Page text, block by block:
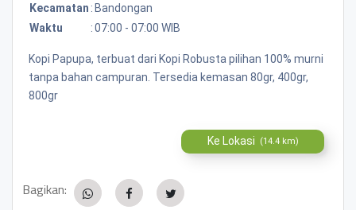
Kecamatan : Bandongan
Waktu
:07:00 - 07:00 WIB
Kopi Papupa, terbuat dari Kopi Robusta pilihan 100% murni
tanpa bahan campuran. Tersedia kemasan 80gr, 400gr,
800gr
Ke Lokasi (14.4 km)
Bagikan: